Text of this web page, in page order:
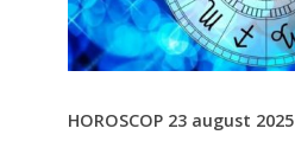
HOROSCOP 23 august 2025